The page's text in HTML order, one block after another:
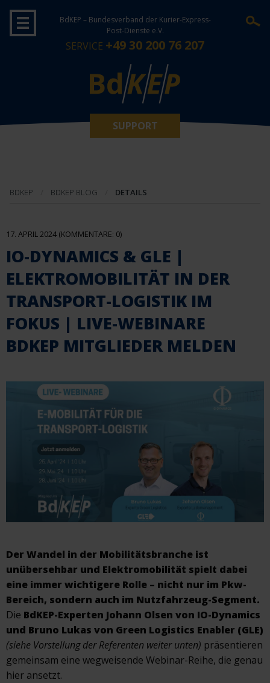
BdKEP – Bundesverband der Kurier-Express-
Post-Dienste e.V.
SERVICE +49 30 200 76 207
SUPPORT
BDKEP BDKEP BLOG DETAILS
17. APRIL 2024 (KOMMENTARE: 0)
IO-DYNAMICS & GLE |
ELEKTROMOBILITÄT IN DER
TRANSPORT-LOGISTIK IM
FOKUS | LIVE-WEBINARE
BDKEP MITGLIEDER MELDEN
Der Wandel in der Mobilitätsbranche ist
unübersehbar und Elektromobilität spielt dabei
eine immer wichtigere Rolle – nicht nur im Pkw-
Bereich, sondern auch im Nutzfahrzeug-Segment.
Die BdKEP-Experten Johann Olsen von IO-Dynamics
und Bruno Lukas von Green Logistics Enabler (GLE)
(siehe Vorstellung der Referenten weiter unten) präsentieren
gemeinsam eine wegweisende Webinar-Reihe, die genau
hier ansetzt.